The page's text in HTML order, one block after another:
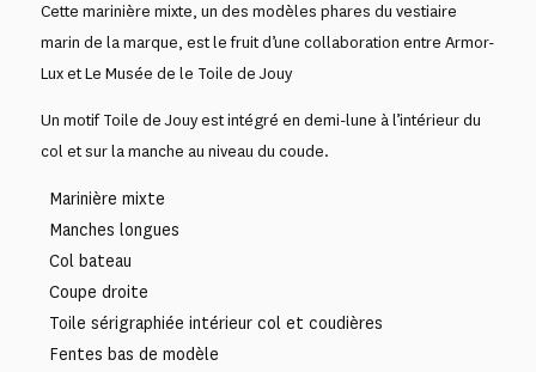
Cette marinière mixte, un des modèles phares du vestiaire
marin de la marque, est le fruit d’une collaboration entre Armor-
Lux et Le Musée de le Toile de Jouy
Un motif Toile de Jouy est intégré en demi-lune à l’intérieur du
col et sur la manche au niveau du coude.
Marinière mixte
Manches longues
Col bateau
Coupe droite
Toile sérigraphiée intérieur col et coudières
Fentes bas de modèle